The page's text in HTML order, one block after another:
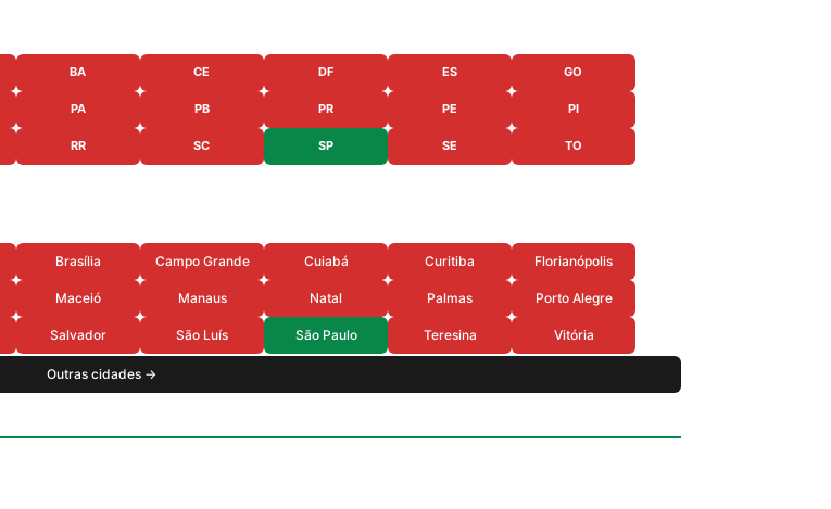
BA CE DF ES GO
PA PB PR PE PI
RR SC SP SE TO
Brasília Campo Grande Cuiabá Curitiba Florianópolis
Maceió Manaus Natal Palmas Porto Alegre
Salvador São Luís São Paulo Teresina Vitória
Outras cidades →